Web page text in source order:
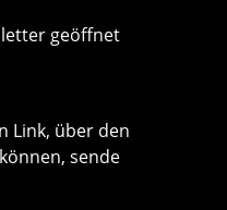
geöffnet
Link, über den
sende